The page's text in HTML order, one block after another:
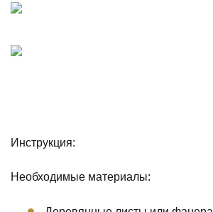
Инструкция:
Необходимые материалы: